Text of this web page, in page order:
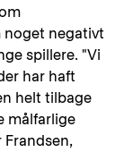
noget negativt
spillere. "Vi
har haft
helt tilbage
målfarlige
Frandsen,